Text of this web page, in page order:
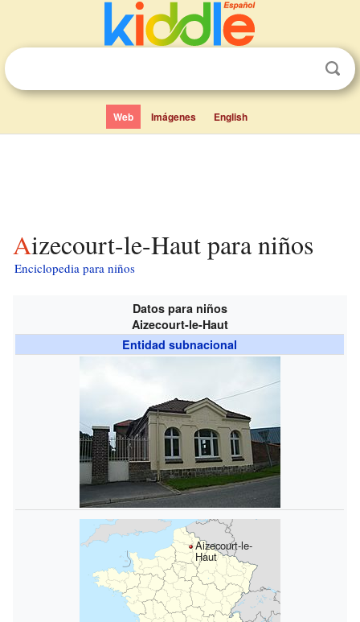
Web Imágenes English
Aizecourt-le-Haut para niños
Enciclopedia para niños
Datos para niños
Aizecourt-le-Haut
Entidad subnacional
Aizecourt-le-
Haut